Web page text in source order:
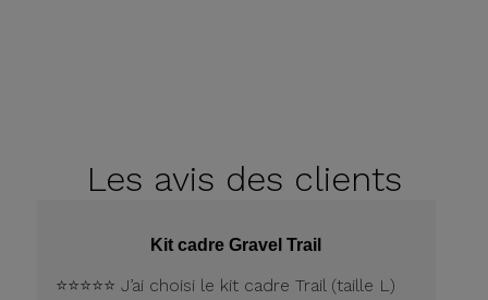
Les avis des clients
Kit cadre Gravel Trail
⭐️⭐️⭐️⭐️⭐️ J’ai choisi le kit cadre Trail (taille L)